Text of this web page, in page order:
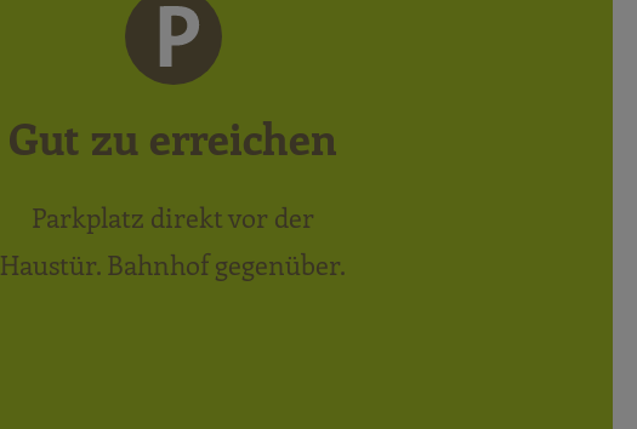
Gut zu erreichen
Parkplatz direkt vor der
Haustür. Bahnhof gegenüber.